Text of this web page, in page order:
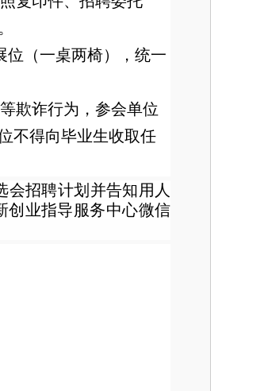
位（一桌两椅），统一
欺诈行为，参会单位
不得向毕业生收取任
会招聘计划并告知用人
创业指导服务中心微信